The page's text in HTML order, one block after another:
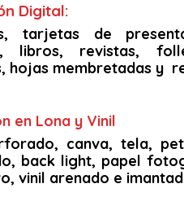
Digital:
tarjetas de
libros, revistas,
hojas membretadas y
en Lona y Vinil
canva, tela,
back light, papel
vinil arenado e